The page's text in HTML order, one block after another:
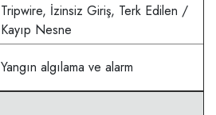
Tripwire, İzinsiz Giriş, Terk Edilen /
Kayıp Nesne
Yangın algılama ve alarm